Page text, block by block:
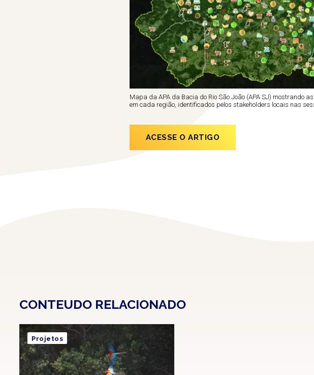
Mapa da APA da Bacia do Rio São João (APA SJ) mostrando
em cada região, identificados pelos stakeholders locais nas
ACESSE O ARTIGO
CONTEUDO RELACIONADO
Projetos